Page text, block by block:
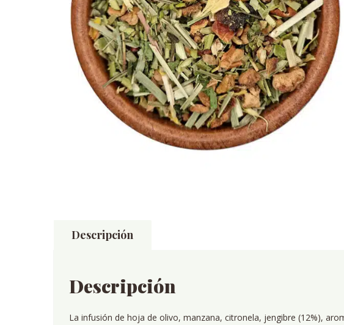
Descripción
Descripción
La infusión de hoja de olivo, manzana, citronela, jengibre (12%),